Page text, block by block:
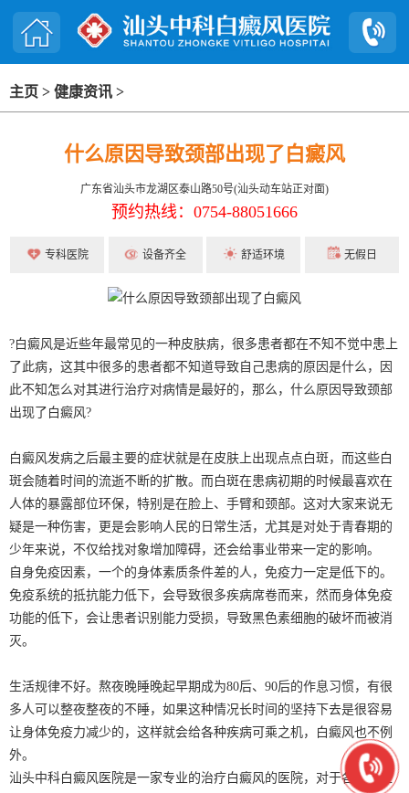
主页 > 健康资讯 >
什么原因导致颈部出现了白癜风
广东省汕头市龙湖区泰山路50号(汕头动车站正对面)
预约热线：0754-88051666
专科医院 设备齐全 舒适环境 无假日
?白癜风是近些年最常见的一种皮肤病，很多患者都在不知不觉中患上
了此病，这其中很多的患者都不知道导致自己患病的原因是什么，因
此不知怎么对其进行治疗对病情是最好的，那么，什么原因导致颈部
出现了白癜风?
白癜风发病之后最主要的症状就是在皮肤上出现点点白斑，而这些白
斑会随着时间的流逝不断的扩散。而白斑在患病初期的时候最喜欢在
人体的暴露部位环保，特别是在脸上、手臂和颈部。这对大家来说无
疑是一种伤害，更是会影响人民的日常生活，尤其是对处于青春期的
少年来说，不仅给找对象增加障碍，还会给事业带来一定的影响。
自身免疫因素，一个的身体素质条件差的人，免疫力一定是低下的。
免疫系统的抵抗能力低下，会导致很多疾病席卷而来，然而身体免疫
功能的低下，会让患者识别能力受损，导致黑色素细胞的破坏而被消
灭。
生活规律不好。熬夜晚睡晚起早期成为80后、90后的作息习惯，有很
多人可以整夜整夜的不睡，如果这种情况长时间的坚持下去是很容易
让身体免疫力减少的，这样就会给各种疾病可乘之机，白癜风也不例
外。
汕头中科白癜风医院是一家专业的治疗白癜风的医院，对于各种类型